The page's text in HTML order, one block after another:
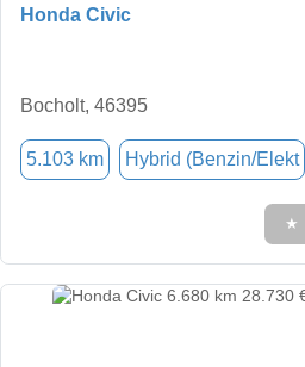
Honda Civic
Bocholt, 46395
5.103 km Hybrid (Benzin/Elekt
★